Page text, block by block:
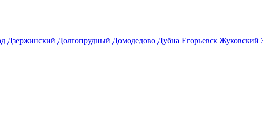
Дзержинский Долгопрудный Домодедово Дубна Егорьевск Жуковский